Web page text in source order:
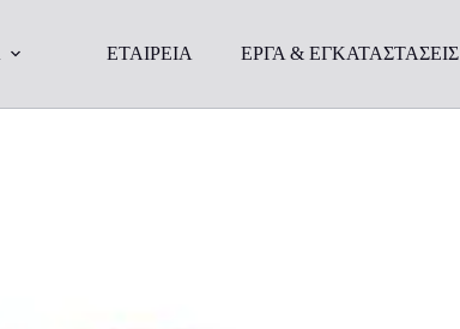
ΕΤΑΙΡΕΙΑ ΕΡΓΑ & ΕΓΚΑΤΑΣΤΑΣΕΙΣ